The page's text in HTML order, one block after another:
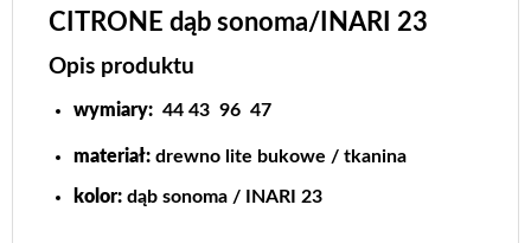
CITRONE dąb sonoma/INARI 23
Opis produktu
wymiary: 44 43 96 47
materiał:drewno lite bukowe / tkanina
kolor:dąb sonoma / INARI 23